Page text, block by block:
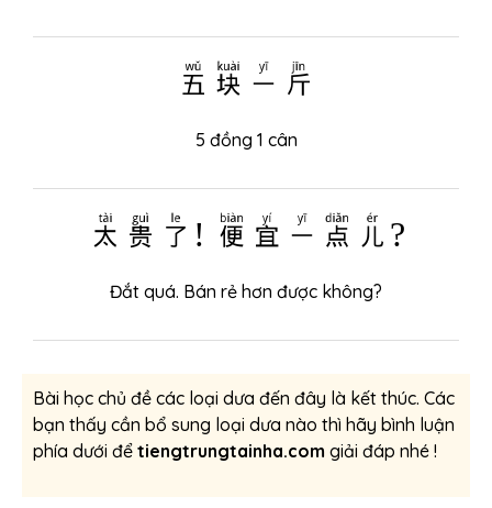
五块一斤
5 đồng 1 cân
太贵了! 便宜一点儿?
Đắt quá. Bán rẻ hơn được không?
Bài học chủ đề các loại dưa đến đây là kết thúc. Các
bạn thấy cần bổ sung loại dưa nào thì hãy bình luận
phía dưới để tiengtrungtainha.com giải đáp nhé !